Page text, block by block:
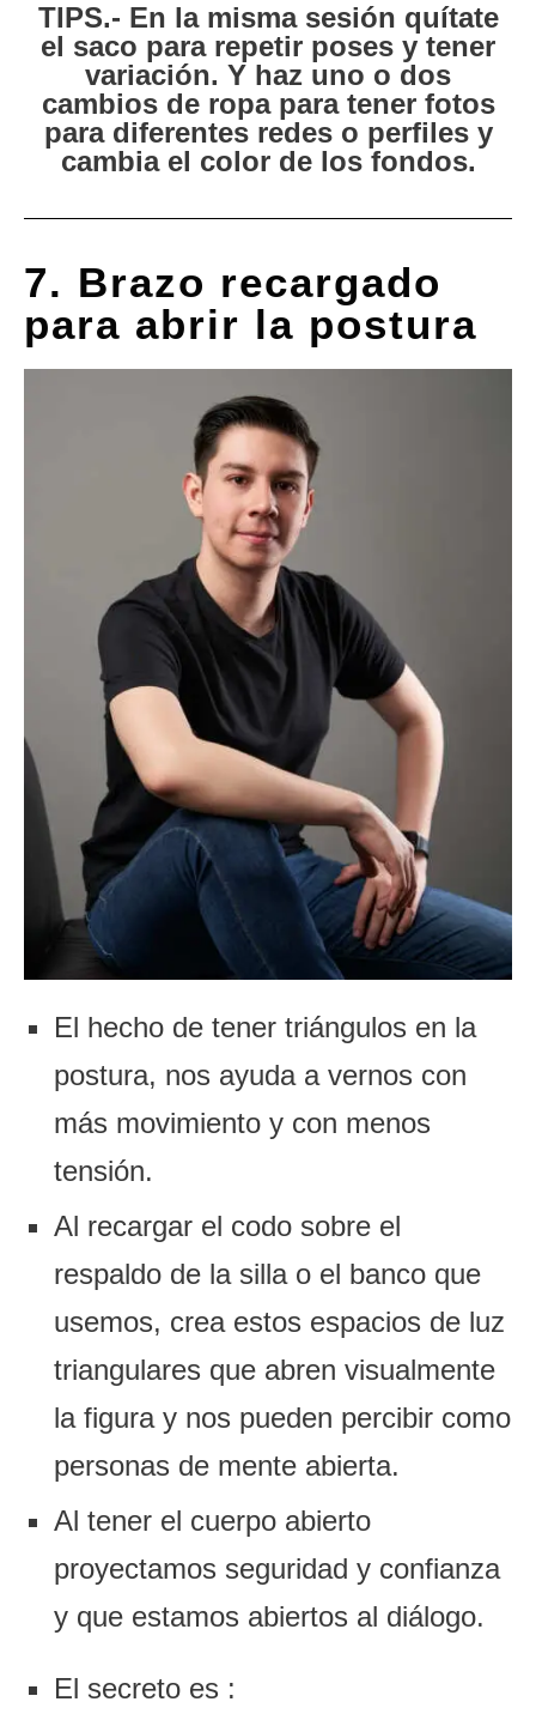
TIPS.- En la misma sesión quítate
el saco para repetir poses y tener
variación. Y haz uno o dos
cambios de ropa para tener fotos
para diferentes redes o perfiles y
cambia el color de los fondos.
7. Brazo recargado
para abrir la postura
El hecho de tener triángulos en la
postura, nos ayuda a vernos con
más movimiento y con menos
tensión.
Al recargar el codo sobre el
respaldo de la silla o el banco que
usemos, crea estos espacios de luz
triangulares que abren visualmente
la figura y nos pueden percibir como
personas de mente abierta.
Al tener el cuerpo abierto
proyectamos seguridad y confianza
y que estamos abiertos al diálogo.
El secreto es :